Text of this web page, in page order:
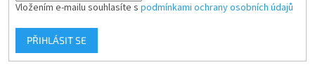
Vložením e-mailu souhlasíte s podmínkami ochrany osobních údajů
PŘIHLÁSIT SE